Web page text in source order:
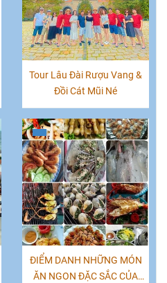
Tour Lâu Đài Rượu Vang &
Đồi Cát Mũi Né
ĐIỂM DANH NHỮNG MÓN
ĂN NGON ĐẶC SẮC CỦA